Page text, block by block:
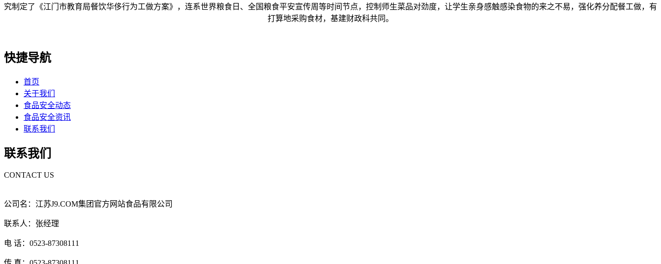
究制定了《江门市教育局餐饮华侈行为工做方案》，连系世界粮食日、全国粮食平安宣传周等时间节点，控制师生菜品对劲度，让学生亲身感触感染食物的来之不易，强化养分配餐工做，有
打算地采购食材，基建财政科共同。
快捷导航
首页
关于我们
食品安全动态
食品安全资讯
联系我们
联系我们
CONTACT US
公司名：江苏J9.COM集团官方网站食品有限公司
联系人：张经理
电 话：0523-87308111